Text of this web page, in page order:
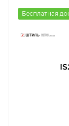
Бесплатная